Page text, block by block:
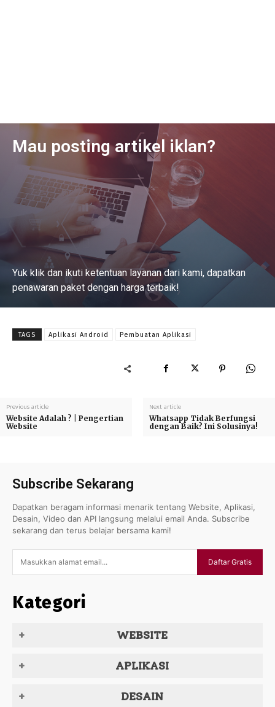
Mau posting artikel iklan?
Yuk klik dan ikuti ketentuan layanan dari kami, dapatkan
penawaran paket dengan harga terbaik!
Baca Selengkapnya
TAGS Aplikasi Android Pembuatan Aplikasi
Previous article
Website Adalah ? | Pengertian
Website
Next article
Whatsapp Tidak Berfungsi
dengan Baik? Ini Solusinya!
Subscribe Sekarang
Dapatkan beragam informasi menarik tentang Website, Aplikasi,
Desain, Video dan API langsung melalui email Anda. Subscribe
sekarang dan terus belajar bersama kami!
Daftar Gratis
Kategori
WEBSITE
APLIKASI
DESAIN